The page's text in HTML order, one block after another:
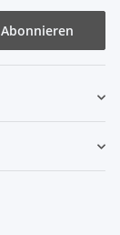
Abonnieren